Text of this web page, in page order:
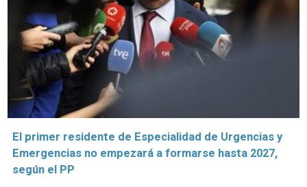
El primer residente de Especialidad de Urgencias y
Emergencias no empezará a formarse hasta 2027,
según el PP